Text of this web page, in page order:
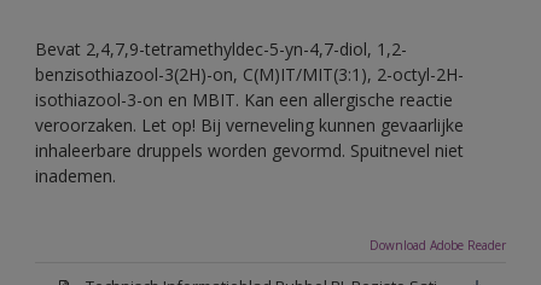
Bevat 2,4,7,9-tetramethyldec-5-yn-4,7-diol, 1,2-
benzisothiazool-3(2H)-on, C(M)IT/MIT(3:1), 2-octyl-2H-
isothiazool-3-on en MBIT. Kan een allergische reactie
veroorzaken. Let op! Bij verneveling kunnen gevaarlijke
inhaleerbare druppels worden gevormd. Spuitnevel niet
inademen.
Download Adobe Reader